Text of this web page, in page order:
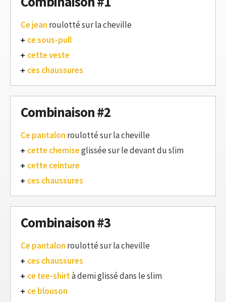
Ce jean roulotté sur la cheville
ce sous-pull
cette veste
ces chaussures
Combinaison #2
Ce pantalon roulotté sur la cheville
cette chemiseglissée sur le devant du slim
cette ceinture
ces chaussures
Combinaison #3
Ce pantalon roulotté sur la cheville
ces chaussures
ce tee-shirtà demi glissé dans le slim
ce blouson